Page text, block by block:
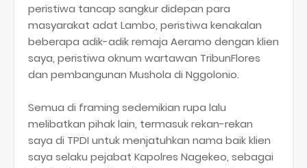
peristiwa tancap sangkur didepan para
masyarakat adat Lambo, peristiwa kenakalan
beberapa adik-adik remaja Aeramo dengan klien
saya, peristiwa oknum wartawan TribunFlores
dan pembangunan Mushola di Nggolonio.
Semua di framing sedemikian rupa lalu
melibatkan pihak lain, termasuk rekan-rekan
saya di TPDI untuk menjatuhkan nama baik klien
saya selaku pejabat Kapolres Nagekeo, sebagai